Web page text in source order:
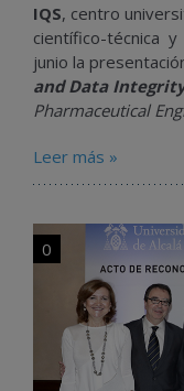
IQS, centro
científico-técnica
junio la
and Data
Pharmaceutical
Leer más »
0